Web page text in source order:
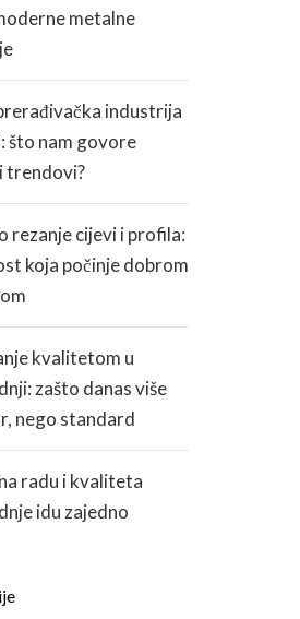
metalne
industrija
što nam govore
trendovi?
rezanje cijevi i profila:
koja počinje dobrom
kvalitetom u
zašto danas više
nego standard
radu i kvaliteta
idu zajedno